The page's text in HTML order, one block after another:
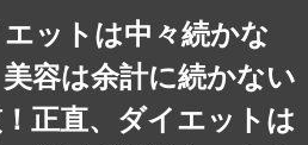
ットは中々続かな
容は余計に続かない
正直、ダイエットは